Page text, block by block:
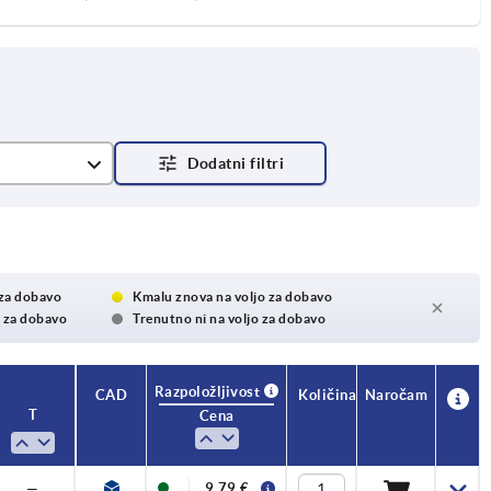
dobavo
Kmalu znova na voljo za dobavo
dobavo
Trenutno ni na voljo za dobavo
T
CAD
Razpoložljivost
Cena
Količina Naročam